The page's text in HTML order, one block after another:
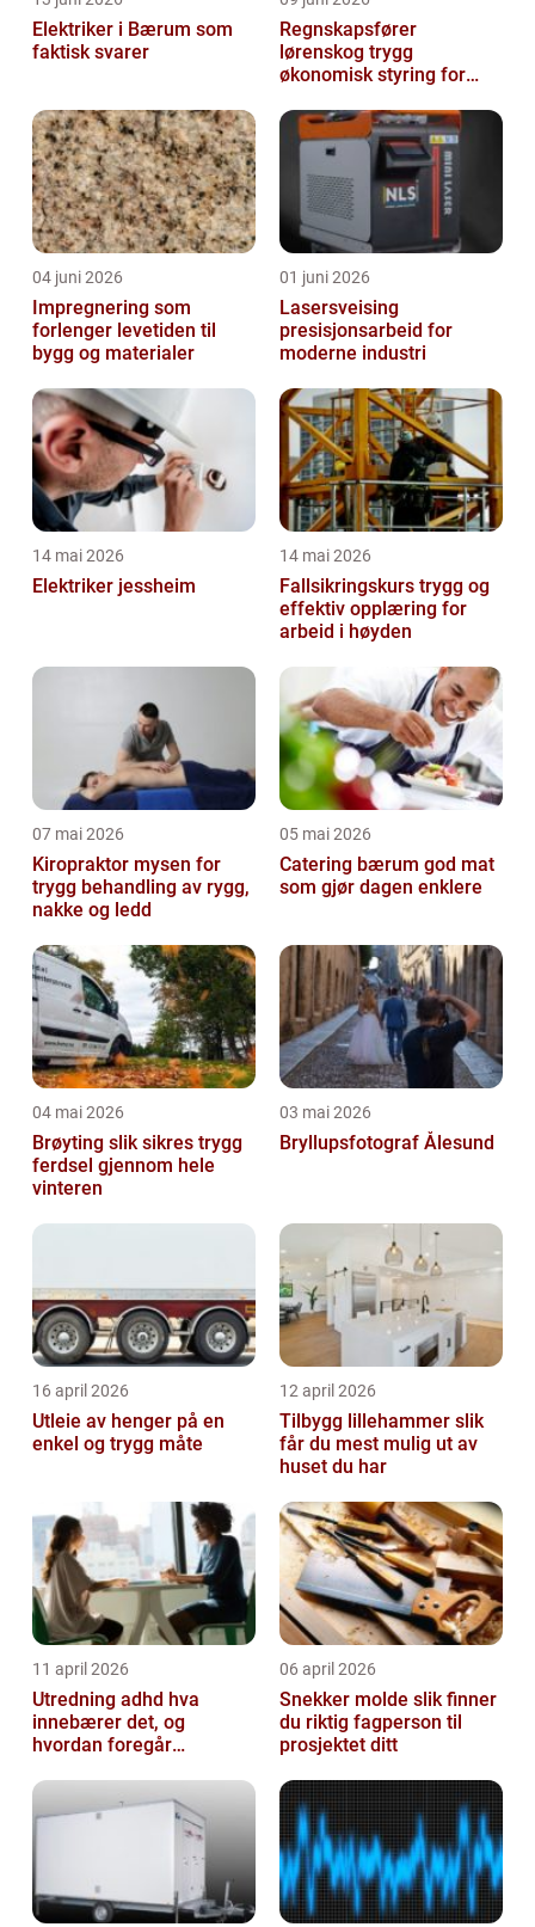
Elektriker i Bærum som
faktisk svarer
Regnskapsfører
lørenskog trygg
økonomisk styring for
bedrifter
04 juni 2026
Impregnering som
forlenger levetiden til
bygg og materialer
01 juni 2026
Lasersveising
presisjonsarbeid for
moderne industri
14 mai 2026
Elektriker jessheim
14 mai 2026
Fallsikringskurs trygg og
effektiv opplæring for
arbeid i høyden
07 mai 2026
Kiropraktor mysen for
trygg behandling av rygg,
nakke og ledd
05 mai 2026
Catering bærum god mat
som gjør dagen enklere
04 mai 2026
Brøyting slik sikres trygg
ferdsel gjennom hele
vinteren
03 mai 2026
Bryllupsfotograf Ålesund
16 april 2026
Utleie av henger på en
enkel og trygg måte
12 april 2026
Tilbygg lillehammer slik
får du mest mulig ut av
huset du har
11 april 2026
Utredning adhd hva
innebærer det, og
hvordan foregår
06 april 2026
Snekker molde slik finner
du riktig fagperson til
prosjektet ditt